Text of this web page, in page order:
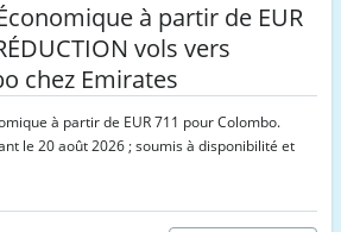
à partir de EUR
vols vers
chez Emirates
à partir de EUR 711 pour Colombo.
le 20 août 2026 ; soumis à disponibilité et